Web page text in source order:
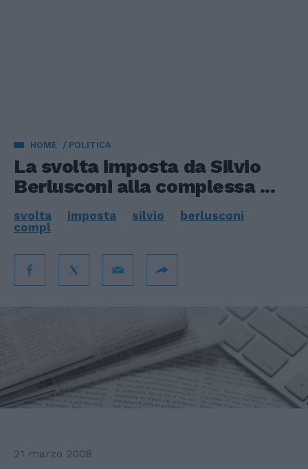
HOME POLITICA
La svolta imposta da Silvio
Berlusconi alla complessa ...
svolta imposta silvio
berlusconi
compl
21 marzo 2008